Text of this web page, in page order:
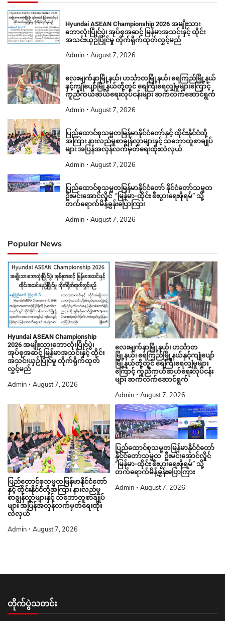
Hyundai ASEAN Championship 2026 အမျိုးသား
ဘောလုံးပြိုင်ပွဲ၊ အုပ်စုအဆင့် မြန်မာအသင်းနှင့် ထိုင်း
အသင်းယှဉ်ပြိုင်မှု တိုက်ရိုက်ထုတ်လွှင့်မည်
Admin August 7, 2026
လေးမျက်နှာမြို့နယ်၊ ဟင်္သာတမြို့နယ်၊ ရေကြည်မြို့နယ်
နှင့်ကျုံပျော်မြို့နယ်တို့တွင် ရေကြီးရေလျှံမှုများကြောင့်
ကူညီကယ်ဆယ်ရေးလုပ်ငန်းများ ဆက်လက်ဆောင်ရွက်
Admin August 7, 2026
ပြည်ထောင်စုသမ္မတမြန်မာနိုင်ငံတော်နှင့် ထိုင်းနိုင်ငံတို့
အကြား နားလည်မှုစာချွန်လွှာများနှင့် သဘောတူစာချုပ်
များ အပြန်အလှန်လက်မှတ်ရေးထိုးလဲလှယ်
Admin August 7, 2026
ပြည်ထောင်စုသမ္မတမြန်မာနိုင်ငံတော် နိုင်ငံတော်သမ္မတ
ဦးမင်းအောင်လှိုင် “မြန်မာ-ထိုင်း စီးပွားရေးဖိုရမ်” သို့
တက်ရောက်မိန့်ခွန်းပြောကြား
Admin August 7, 2026
Popular News
Hyundai ASEAN Championship
2026 အမျိုးသားဘောလုံးပြိုင်ပွဲ၊
အုပ်စုအဆင့် မြန်မာအသင်းနှင့် ထိုင်း
အသင်းယှဉ်ပြိုင်မှု တိုက်ရိုက်ထုတ်
လွှင့်မည်
Admin August 7, 2026
လေးမျက်နှာမြို့နယ်၊ ဟင်္သာတ
မြို့နယ်၊ ရေကြည်မြို့နယ်နှင့်ကျုံပျော်
မြို့နယ်တို့တွင် ရေကြီးရေလျှံမှုများ
ကြောင့် ကူညီကယ်ဆယ်ရေးလုပ်ငန်း
များ ဆက်လက်ဆောင်ရွက်
Admin August 7, 2026
ပြည်ထောင်စုသမ္မတမြန်မာနိုင်ငံတော်
နှင့် ထိုင်းနိုင်ငံတို့အကြား နားလည်မှု
စာချွန်လွှာများနှင့် သဘောတူစာချုပ်
များ အပြန်အလှန်လက်မှတ်ရေးထိုး
လဲလှယ်
Admin August 7, 2026
ပြည်ထောင်စုသမ္မတမြန်မာနိုင်ငံတော်
နိုင်ငံတော်သမ္မတ ဦးမင်းအောင်လှိုင်
“မြန်မာ-ထိုင်း စီးပွားရေးဖိုရမ်” သို့
တက်ရောက်မိန့်ခွန်းပြောကြား
Admin August 7, 2026
တိုက်ပွဲသတင်း